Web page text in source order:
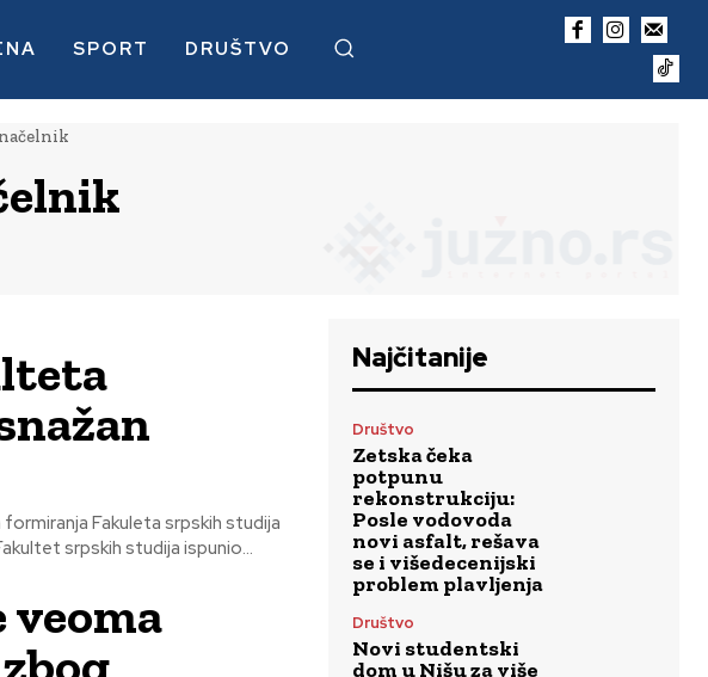
SPORT DRUŠTVO
Fakuleta srpskih studija
Fakultet srpskih studija ispunio...
Najčitanije
Društvo
Zetska čeka
potpunu
rekonstrukciju:
Posle vodovoda
novi asfalt, rešava
se i višedecenijski
problem plavljenja
Društvo
Novi studentski
dom u Nišu za više